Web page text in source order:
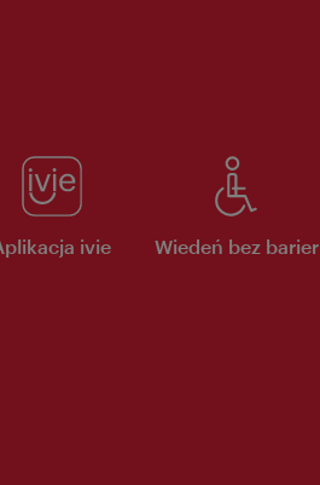
ivie Wiedeń bez barier